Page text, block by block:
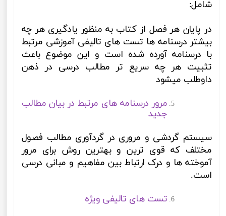
شامل:
در پایان هر فصل از کتاب به منظور یادگیری هر چه
بیشتر درسنامه ها تست های تالیفی آموزشی مرتبط
با درسنامه آورده شده است و این موضوع باعث
تثبیت هر چه سریع تر مطالب درسی در ذهن
داوطلب میشود
مرور درسنامه های مرتبط در بیان مطالب
جدید
سیستم گردشی و مروری در گردآوری مطالب فصول
مختلف که قوی ترین و بهترین روش برای مرور
آموخته ها و درک ارتباط بین مفاهیم و مبانی درسی
است.
تست های تالیفی ویژه